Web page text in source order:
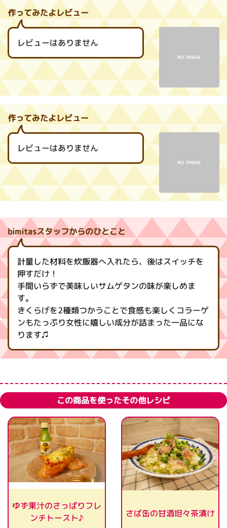
作ってみたよレビュー
レビューはありません
作ってみたよレビュー
レビューはありません
bimitasスタッフからのひとこと
計量した材料を炊飯器へ入れたら、後はスイッチを
押すだけ！
手間いらずで美味しいサムゲタンの味が楽しめま
す。
きくらげを2種類つかうことで食感も楽しくコラーゲ
ンもたっぷり女性に嬉しい成分が詰まった一品にな
ります♫
この商品を使ったその他レシピ
ゆず果汁のさっぱりフレ
ンチトースト♪ さば缶の甘酒坦々茶漬け